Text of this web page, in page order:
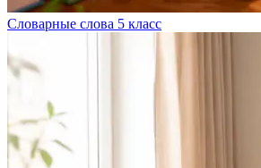
Словарные слова 5 класс